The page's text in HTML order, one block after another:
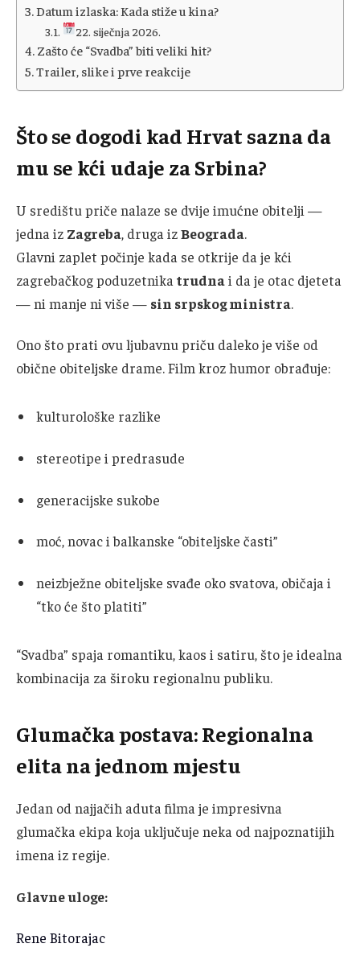
Datum izlaska: Kada stiže u kina?
22. siječnja 2026.
Zašto će “Svadba” biti veliki hit?
Trailer, slike i prve reakcije
Što se dogodi kad Hrvat sazna da
mu se kći udaje za Srbina?
U središtu priče nalaze se dvije imućne obitelji —
jedna iz Zagreba, druga izBeograda.
Glavni zaplet počinje kada se otkrije da je kći
zagrebačkog poduzetnika trudnai da je otac djeteta
— ni manje ni više — sin srpskog ministra.
Ono što prati ovu ljubavnu priču daleko je više od
obične obiteljske drame. Film kroz humor obrađuje:
kulturološke razlike
stereotipe i predrasude
generacijske sukobe
moć, novac i balkanske “obiteljske časti”
neizbježne obiteljske svađe oko svatova, običaja i
“tko će što platiti”
“Svadba” spaja romantiku, kaos i satiru, što je idealna
kombinacija za široku regionalnu publiku.
Glumačka postava: Regionalna
elita na jednom mjestu
Jedan od najjačih aduta filma je impresivna
glumačka ekipa koja uključuje neka od najpoznatijih
imena iz regije.
Glavne uloge:
Rene Bitorajac